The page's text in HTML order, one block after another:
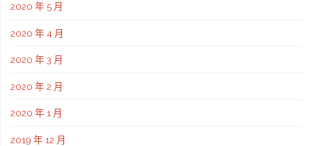
2020 年 5 月
2020 年 4 月
2020 年 3 月
2020 年 2 月
2020 年 1 月
2019 年 12 月